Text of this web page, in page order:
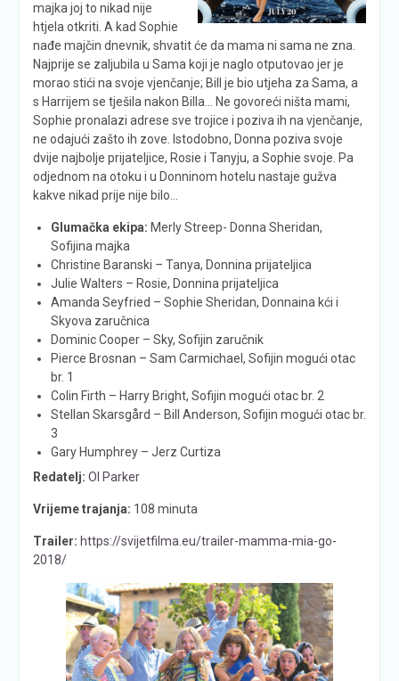
majka joj to nikad nije
htjela otkriti. A kad Sophie
nađe majčin dnevnik, shvatit će da mama ni sama ne zna.
Najprije se zaljubila u Sama koji je naglo otputovao jer je
morao stići na svoje vjenčanje; Bill je bio utjeha za Sama, a
s Harrijem se tješila nakon Billa… Ne govoreći ništa mami,
Sophie pronalazi adrese sve trojice i poziva ih na vjenčanje,
ne odajući zašto ih zove. Istodobno, Donna poziva svoje
dvije najbolje prijateljice, Rosie i Tanyju, a Sophie svoje. Pa
odjednom na otoku i u Donninom hotelu nastaje gužva
kakve nikad prije nije bilo…
Glumačka ekipa: Merly Streep- Donna Sheridan,
Sofijina majka
Christine Baranski – Tanya, Donnina prijateljica
Julie Walters – Rosie, Donnina prijateljica
Amanda Seyfried – Sophie Sheridan, Donnaina kći i
Skyova zaručnica
Dominic Cooper – Sky, Sofijin zaručnik
Pierce Brosnan – Sam Carmichael, Sofijin mogući otac
br. 1
Colin Firth – Harry Bright, Sofijin mogući otac br. 2
Stellan Skarsgård – Bill Anderson, Sofijin mogući otac br.
3
Gary Humphrey – Jerz Curtiza
Redatelj: Ol Parker
Vrijeme trajanja: 108 minuta
Trailer: https://svijetfilma.eu/trailer-mamma-mia-go-
2018/